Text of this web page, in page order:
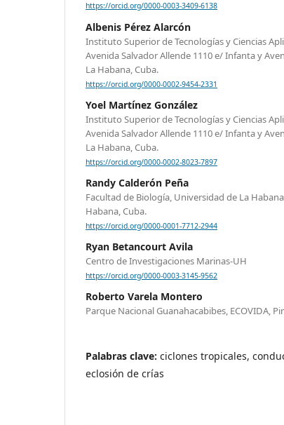
https://orcid.org/0000-0003-3409-6138
Albenis Pérez Alarcón
Instituto Superior de Tecnologías y Ciencias
Avenida Salvador Allende 1110 e/ Infanta y
La Habana, Cuba.
https://orcid.org/0000-0002-9454-2331
Yoel Martínez González
Instituto Superior de Tecnologías y Ciencias
Avenida Salvador Allende 1110 e/ Infanta y
La Habana, Cuba.
https://orcid.org/0000-0002-8023-7897
Randy Calderón Peña
Facultad de Biología, Universidad de La
Habana, Cuba.
https://orcid.org/0000-0001-7712-2944
Ryan Betancourt Avila
Centro de Investigaciones Marinas-UH
https://orcid.org/0000-0003-3145-9562
Roberto Varela Montero
Parque Nacional Guanahacabibes, ECOVIDA,
Palabras clave: ciclones tropicales,
eclosión de crías